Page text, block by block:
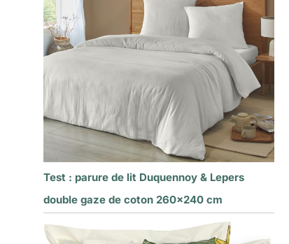
Test : parure de lit Duquennoy & Lepers
double gaze de coton 260×240 cm